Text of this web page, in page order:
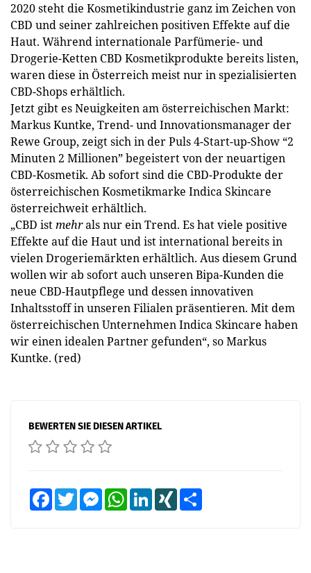
2020 steht die Kosmetikindustrie ganz im Zeichen von
CBD und seiner zahlreichen positiven Effekte auf die
Haut. Während internationale Parfümerie- und
Drogerie-Ketten CBD Kosmetikprodukte bereits listen,
waren diese in Österreich meist nur in spezialisierten
CBD-Shops erhältlich.
Jetzt gibt es Neuigkeiten am österreichischen Markt:
Markus Kuntke, Trend- und Innovationsmanager der
Rewe Group, zeigt sich in der Puls 4-Start-up-Show “2
Minuten 2 Millionen” begeistert von der neuartigen
CBD-Kosmetik. Ab sofort sind die CBD-Produkte der
österreichischen Kosmetikmarke Indica Skincare
österreichweit erhältlich.
„CBD istmehrals nur ein Trend. Es hat viele positive
Effekte auf die Haut und ist international bereits in
vielen Drogeriemärkten erhältlich. Aus diesem Grund
wollen wir ab sofort auch unseren Bipa-Kunden die
neue CBD-Hautpflege und dessen innovativen
Inhaltsstoff in unseren Filialen präsentieren. Mit dem
österreichischen Unternehmen Indica Skincare haben
wir einen idealen Partner gefunden“, so Markus
Kuntke. (red)
BEWERTEN SIE DIESEN ARTIKEL
FacebookTwitter MessengerWhatsAppLinkedInXING